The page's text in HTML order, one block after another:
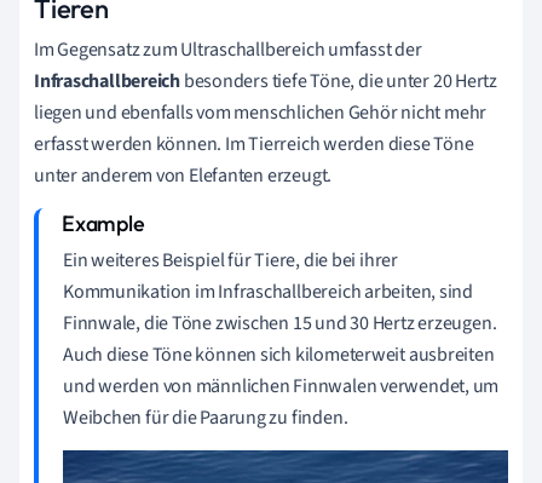
Tieren
Im Gegensatz zum Ultraschallbereich umfasst der
Infraschallbereichbesonders tiefe Töne, die unter 20 Hertz
liegen und ebenfalls vom menschlichen Gehör nicht mehr
erfasst werden können. Im Tierreich werden diese Töne
unter anderem von Elefanten erzeugt.
Ein weiteres Beispiel für Tiere, die bei ihrer
Kommunikation im Infraschallbereich arbeiten, sind
Finnwale, die Töne zwischen 15 und 30 Hertz erzeugen.
Auch diese Töne können sich kilometerweit ausbreiten
und werden von männlichen Finnwalen verwendet, um
Weibchen für die Paarung zu finden.